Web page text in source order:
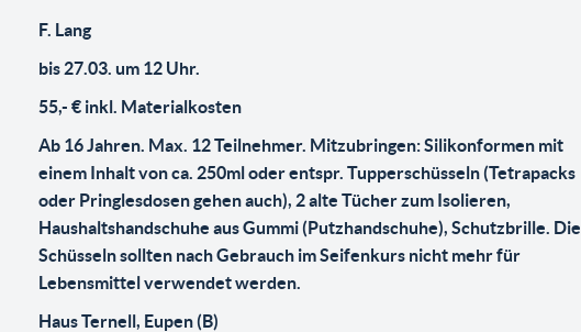
F. Lang
bis 27.03. um 12 Uhr.
55,- € inkl. Materialkosten
Ab 16 Jahren. Max. 12 Teilnehmer. Mitzubringen: Silikonformen mit
einem Inhalt von ca. 250ml oder entspr. Tupperschüsseln (Tetrapacks
oder Pringlesdosen gehen auch), 2 alte Tücher zum Isolieren,
Haushaltshandschuhe aus Gummi (Putzhandschuhe), Schutzbrille. Die
Schüsseln sollten nach Gebrauch im Seifenkurs nicht mehr für
Lebensmittel verwendet werden.
Haus Ternell, Eupen (B)